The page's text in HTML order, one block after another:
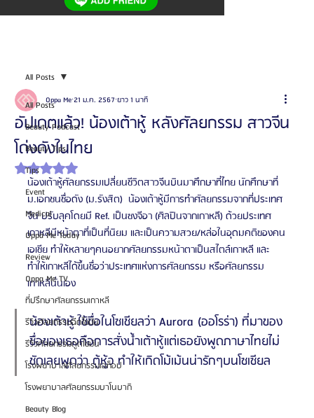
All Posts
Beauty Podcast
Beauty Tips
Tips
Event
Medical
Oppa Me Today
Review
Oppa Me TV
ที่ปรึกษาศัลยกรรมเกาหลี
รีวิวศัลยกรรมฉีดไขมัน
รีวิวศัลยกรรมดูดไขมัน
โรงพยาบาลศัลยกรรมเอท็อป
โรงพยาบาลศัลยกรรมบาโนบากิ
Beauty Blog
All Posts
อัปเดตแล้ว! น้องเต้าหู้ หลังศัลยกรรม สาวจีน
โด่งดังในไทย
Oppa Me21 ม.ค. 2567 ยาว 1 นาที
ได้รับ NaN เต็ม 5 ดาว
น้องเต้าหู้ศัลยกรรมเปลี่ยนชีวิตสาวจีนบินมาศึกษาที่ไทย นักศึกษาที่
ม.เอกชนชื่อดัง (ม.รังสิต)  น้องเต้าหู้มีการทำศัลยกรรมจากที่ประเทศ
จีน ปรับลุคโดยมี Ref. เป็นซงจีอา (ศิลปินจากเกาหลี) ด้วยประเทศ
เกาหลีมีหน้าตาที่เป็นที่นิยม และเป็นความสวย/หล่อในอุดมคติของคน
เอเชีย ทำให้หลายๆคนอยากศัลยกรรมหน้าตาเป็นสไตล์เกาหลี และ
ทำให้เกาหลีได้ขึ้นชื่อว่าประเทศแห่งการศัลยกรรม หรือศัลยกรรม
เกาหลีนั่นเอง
น้องเต้าหู้ ใช้ชื่อในโซเชียลว่า Aurora (ออโรร่า) ที่มาของ
ชื่อของเธอคือการสั่งน้ำเต้าหู้แต่เธอยังพูดภาษาไทยไม่
ชัดเลยพูดว่า ตู้หู้ว ทำให้เกิดโม้เม้นน่ารักๆบนโซเซียล